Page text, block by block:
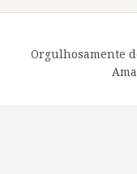
Orgulhosamente